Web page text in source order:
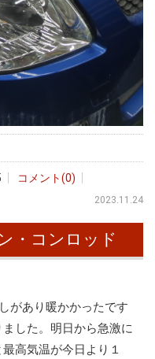
コメント(0)
2023.11.24
・コンロッド
があり暖かかったです
した。明日から急激に
高気温が今日より１